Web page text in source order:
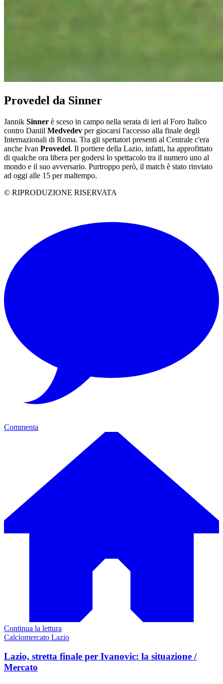
Provedel da Sinner
Jannik Sinner è sceso in campo nella serata di ieri al Foro Italico
contro Daniil Medvedev per giocarsi l'accesso alla finale degli
Internazionali di Roma. Tra gli spettatori presenti al Centrale c'era
anche Ivan Provedel. Il portiere della Lazio, infatti, ha approfittato
di qualche ora libera per godersi lo spettacolo tra il numero uno al
mondo e il suo avversario. Purtroppo però, il match è stato rinviato
ad oggi alle 15 per maltempo.
© RIPRODUZIONE RISERVATA
Commenta
Continua la lettura
Calciomercato Lazio
Lazio, stretta finale per Ivanovic: la situazione /
Mercato